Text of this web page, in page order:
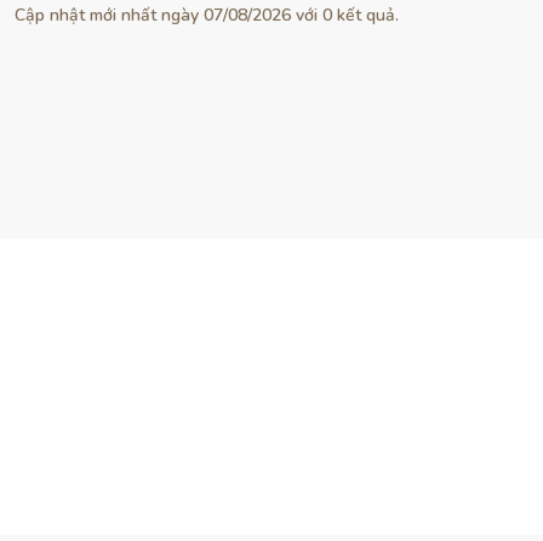
Cập nhật mới nhất ngày 07/08/2026 với 0 kết quả.